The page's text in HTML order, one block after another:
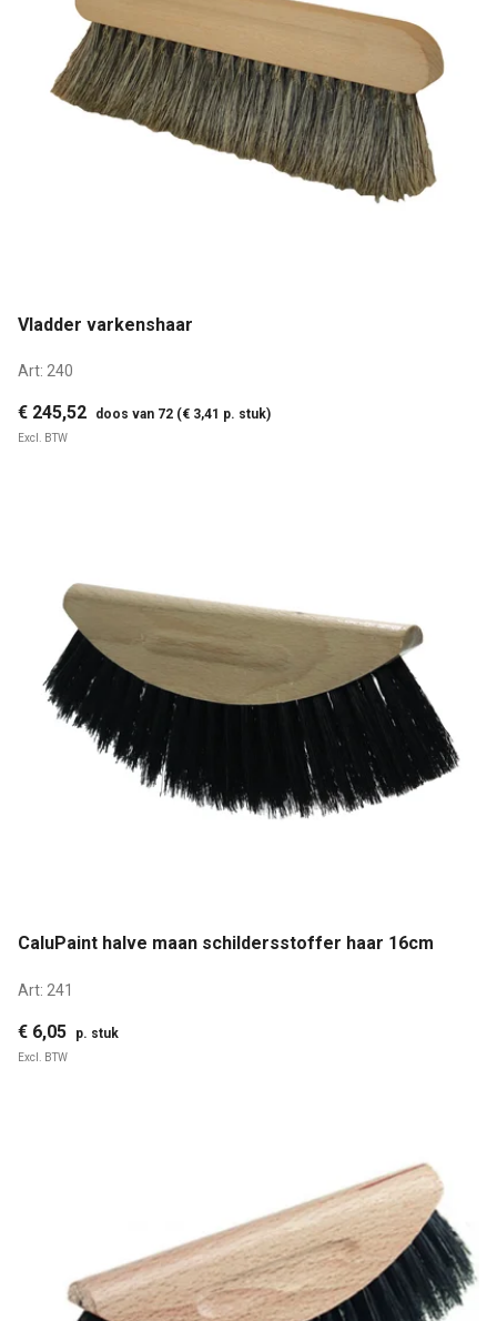
Vladder varkenshaar
Art: 240
€ 245,52 doos van 72 (€ 3,41 p. stuk)
Excl. BTW
CaluPaint halve maan schildersstoffer haar 16cm
Art: 241
€ 6,05 p. stuk
Excl. BTW